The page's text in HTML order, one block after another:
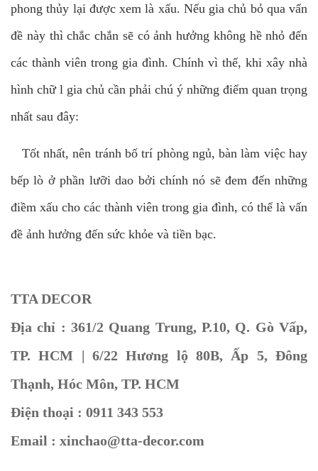
phong thủy lại được xem là xấu. Nếu gia chủ bỏ qua vấn
đề này thì chắc chắn sẽ có ảnh hưởng không hề nhỏ đến
các thành viên trong gia đình. Chính vì thế, khi xây nhà
hình chữ l gia chủ cần phải chú ý những điểm quan trọng
nhất sau đây:
Tốt nhất, nên tránh bố trí phòng ngủ, bàn làm việc hay
bếp lò ở phần lưỡi dao bởi chính nó sẽ đem đến những
điềm xấu cho các thành viên trong gia đình, có thể là vấn
đề ảnh hưởng đến sức khỏe và tiền bạc.
TTA DECOR
Địa chỉ : 361/2 Quang Trung, P.10, Q. Gò Vấp,
TP. HCM | 6/22 Hương lộ 80B, Ấp 5, Đông
Thạnh, Hóc Môn, TP. HCM
Điện thoại : 0911 343 553
Email : xinchao@tta-decor.com